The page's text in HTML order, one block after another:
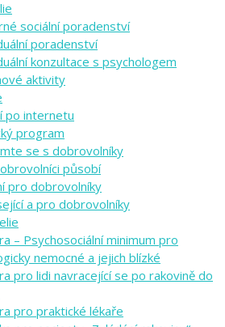
sociální poradenství
poradenství
konzultace s psychologem
aktivity
po internetu
program
se s dobrovolníky
působí
pro dobrovolníky
a pro dobrovolníky
– Psychosociální minimum pro
nemocné a jejich blízké
pro lidi navracející se po rakovině do
pro praktické lékaře